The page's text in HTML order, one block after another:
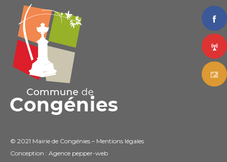
© 2021 Mairie de Congénies – Mentions légales
Conception : Agence pepper-web